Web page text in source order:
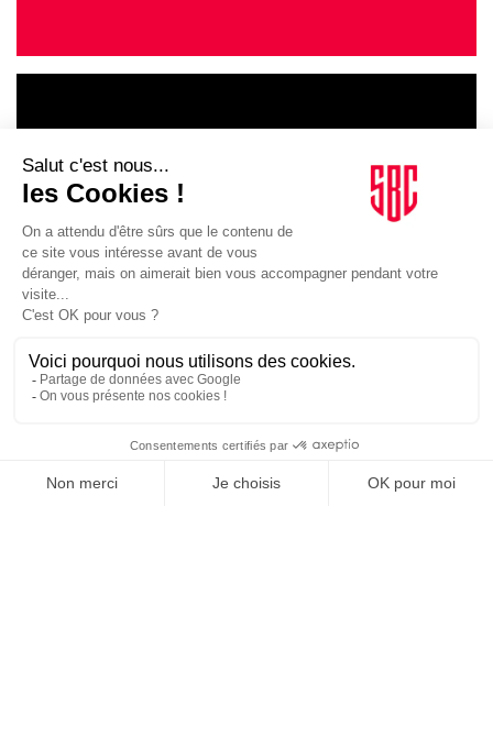
INFLUENCIA
JE DÉCOUVRE LE GROUPE
SUIVEZ-NOUS